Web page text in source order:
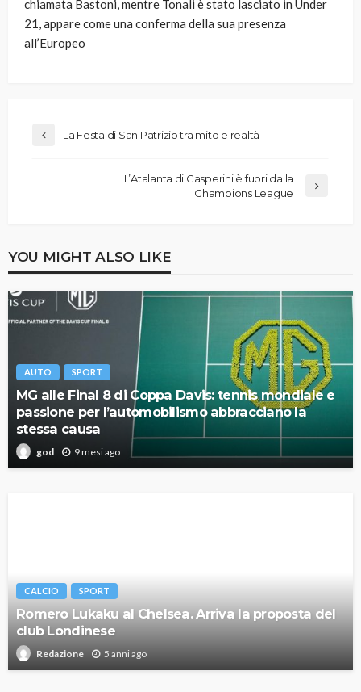
chiamata Bastoni, mentre Tonali è stato lasciato in Under
21, appare come una conferma della sua presenza
all’Europeo
La Festa di San Patrizio tra mito e realtà
L’Atalanta di Gasperini è fuori dalla
Champions League
YOU MIGHT ALSO LIKE
AUTO SPORT
MG alle Final 8 di Coppa Davis: tennis mondiale e
passione per l’automobilismo abbracciano la
stessa causa
god 9 mesi ago
CALCIO SPORT
Romero Lukaku al Chelsea. Arriva la proposta del
club Londinese
Redazione 5 anni ago